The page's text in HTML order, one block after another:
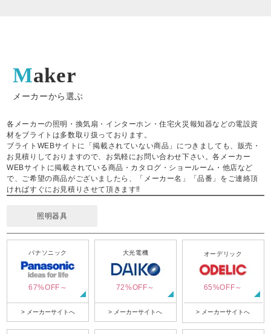
Maker
メーカーから選ぶ
各メーカーの照明・換気扇・インターホン・住宅火災報知器などの電設資
材をブライトは多数取り扱っております。
ブライトWEBサイトに「掲載されていない商品」につきましても、販売・
お見積りしておりますので、お気軽にお問い合わせ下さい。各メーカー
WEBサイトに掲載されている商品・カタログ・ショールーム・他店など
で、ご希望の商品がございましたら、「メーカー名」「品番」をご連絡頂
ければすぐにお見積りさせて頂きます‼
照明器具
パナソニック
67%OFF～
> メーカーサイトへ
大光電機
72%OFF～
> メーカーサイトへ
オーデリック
65%OFF～
> メーカーサイトへ